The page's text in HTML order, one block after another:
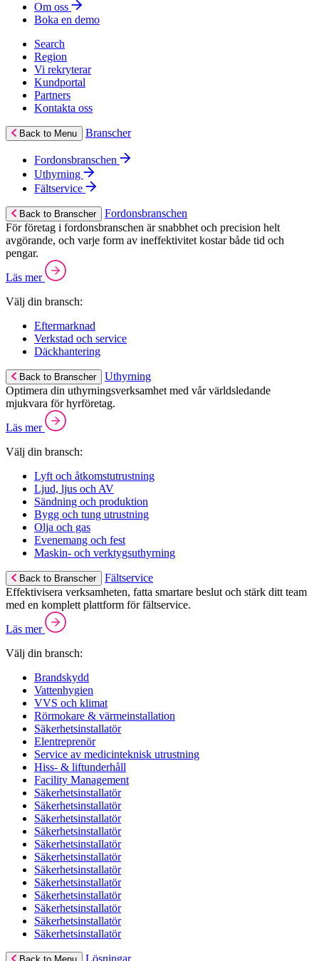
Om oss
Boka en demo
Search
Region
Vi rekryterar
Kundportal
Partners
Kontakta oss
Back to Menu Branscher
Fordonsbranschen
Uthyrning
Fältservice
Back to Branscher
Fordonsbranschen
För företag i fordonsbranschen är snabbhet och precision helt
avgörande, och varje form av ineffektivitet kostar både tid och
pengar.
Läs mer
Välj din bransch:
Eftermarknad
Verkstad och service
Däckhantering
Back to Branscher
Uthyrning
Optimera din uthyrningsverksamhet med vår världsledande
mjukvara för hyrföretag.
Läs mer
Välj din bransch:
Lyft och åtkomstutrustning
Ljud, ljus och AV
Sändning och produktion
Bygg och tung utrustning
Olja och gas
Evenemang och fest
Maskin- och verktygsuthyrning
Back to Branscher
Fältservice
Effektivisera verksamheten, fatta smartare beslut och stärk ditt team
med en komplett plattform för fältservice.
Läs mer
Välj din bransch:
Brandskydd
Vattenhygien
VVS och klimat
Rörmokare & värmeinstallation
Säkerhetsinstallatör
Elentreprenör
Service av medicinteknisk utrustning
Hiss- & liftunderhåll
Facility Management
Säkerhetsinstallatör
Säkerhetsinstallatör
Säkerhetsinstallatör
Säkerhetsinstallatör
Säkerhetsinstallatör
Säkerhetsinstallatör
Säkerhetsinstallatör
Säkerhetsinstallatör
Säkerhetsinstallatör
Säkerhetsinstallatör
Säkerhetsinstallatör
Säkerhetsinstallatör
Lösningar